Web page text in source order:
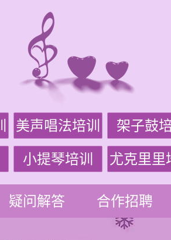
美声唱法培训 架子鼓培
小提琴培训 尤克里里
疑问解答 合作招聘